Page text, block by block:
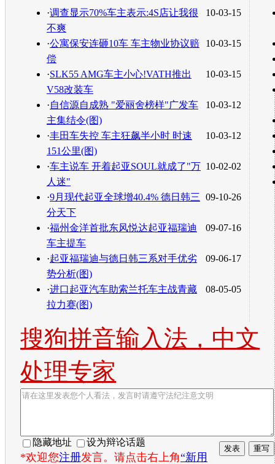
转发至：
10-03-15
·调查显示70%车主表示:4S店让我很
不爽
10-03-15
·公寓保安连砸10车 车主物业协议赔
偿
10-03-15
·SLK55 AMG车主小心!VATH推出
V58改装车
10-03-12
·自信源自成熟 "爱丽舍榜样"广发车
主集结令(图)
10-03-12
·丰田车失控 车主狂飙半小时 时速
151公里(图)
10-02-02
·车主说车 开着起亚SOUL就成了"万
人迷"
09-10-26
·9月现代起亚全球增40.4% 德日韩三
分天下
09-07-16
·福州金洋首批东风悦达起亚福瑞迪
车主提车
09-06-17
·起亚福瑞迪与德日韩三系对手优劣
势分析(图)
08-05-05
·进口起亚汽车助索兰托车主战青藏
拉力赛(图)
搜狗拼音输入法，中文
处理专家
隐藏地址 设为辩论话题
*欢迎您注册发言。请点击右上角“新用